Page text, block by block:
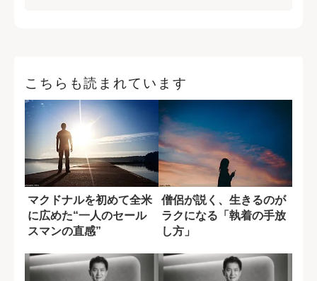
こちらも読まれています
マクドナルを初めて全米
に広めた“一人のセール
スマンの直感”
僧侶が説く、生きるのが
ラクになる「執着の手放
し方」